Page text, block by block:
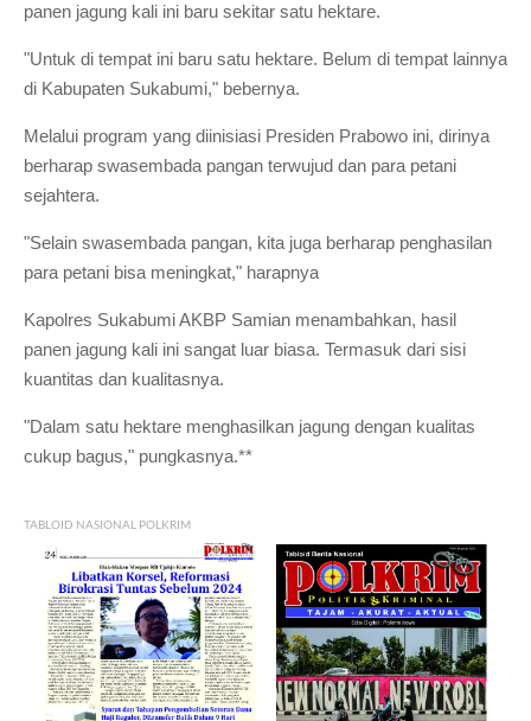
panen jagung kali ini baru sekitar satu hektare.
"Untuk di tempat ini baru satu hektare. Belum di tempat lainnya
di Kabupaten Sukabumi," bebernya.
Melalui program yang diinisiasi Presiden Prabowo ini, dirinya
berharap swasembada pangan terwujud dan para petani
sejahtera.
"Selain swasembada pangan, kita juga berharap penghasilan
para petani bisa meningkat," harapnya
Kapolres Sukabumi AKBP Samian menambahkan, hasil
panen jagung kali ini sangat luar biasa. Termasuk dari sisi
kuantitas dan kualitasnya.
"Dalam satu hektare menghasilkan jagung dengan kualitas
cukup bagus," pungkasnya.**
TABLOID NASIONAL POLKRIM